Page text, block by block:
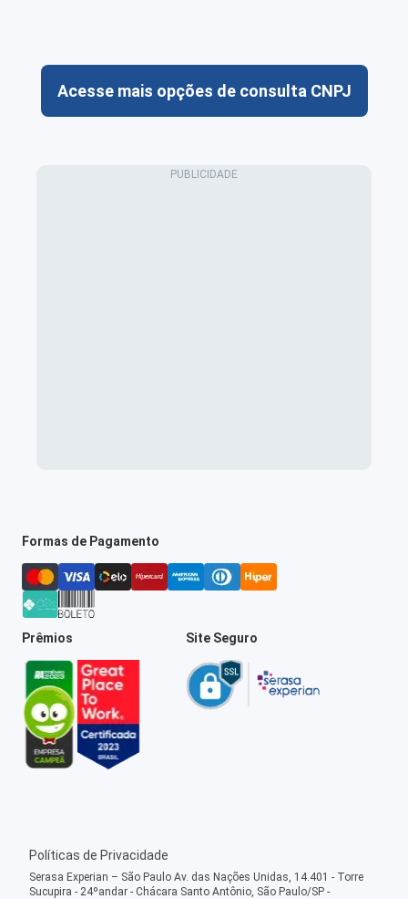
Acesse mais opções de consulta CNPJ
Formas de Pagamento
Prêmios Site Seguro
Políticas de Privacidade
Serasa Experian – São Paulo Av. das Nações Unidas, 14.401 - Torre
Sucupira - 24ºandar - Chácara Santo Antônio, São Paulo/SP -